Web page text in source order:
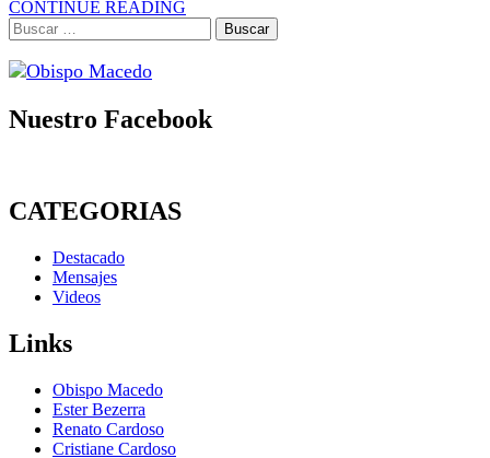
CONTINUE READING
Buscar:
Nuestro Facebook
CATEGORIAS
Destacado
Mensajes
Videos
Links
Obispo Macedo
Ester Bezerra
Renato Cardoso
Cristiane Cardoso